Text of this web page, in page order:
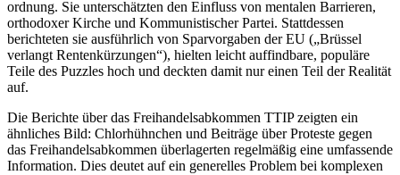
ordnung. Sie unterschätzten den Einfluss von mentalen Barrieren,
orthodoxer Kirche und Kommunistischer Partei. Stattdessen
berichteten sie ausführlich von Sparvorgaben der EU („Brüssel
verlangt Rentenkürzungen“), hielten leicht auffindbare, populäre
Teile des Puzzles hoch und deckten damit nur einen Teil der Realität
auf.
Die Berichte über das Freihandelsabkommen TTIP zeigten ein
ähnliches Bild: Chlorhühnchen und Beiträge über Proteste gegen
das Freihandelsabkommen überlagerten regelmäßig eine umfassende
Information. Dies deutet auf ein generelles Problem bei komplexen